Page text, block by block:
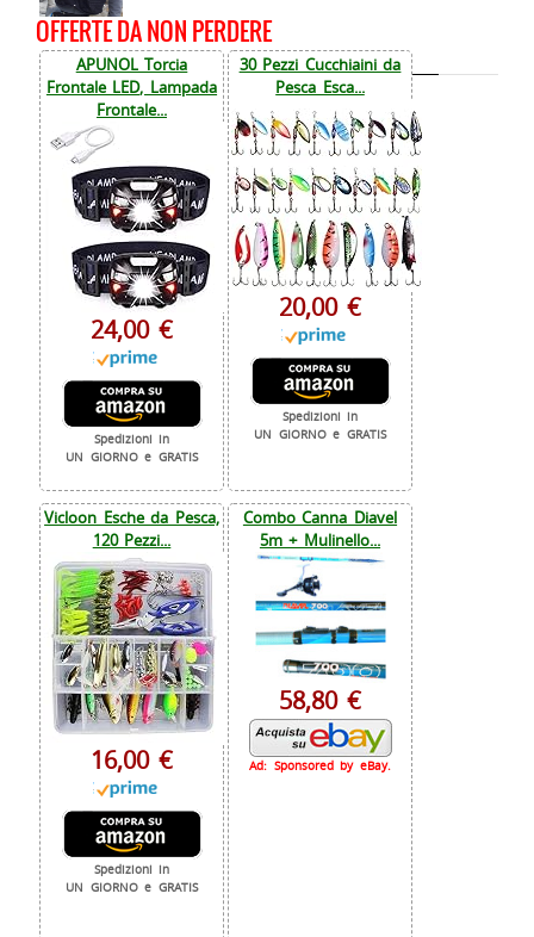
OFFERTE DA NON PERDERE
APUNOL Torcia
Frontale LED, Lampada
Frontale...
24,00 €
Spedizioni in
UN GIORNO e GRATIS
30 Pezzi Cucchiaini da
Pesca Esca...
20,00 €
Spedizioni in
UN GIORNO e GRATIS
Vicloon Esche da Pesca,
120 Pezzi...
16,00 €
Spedizioni in
UN GIORNO e GRATIS
Combo Canna Diavel
5m + Mulinello...
58,80 €
Ad: Sponsored by eBay.